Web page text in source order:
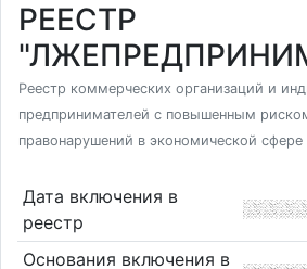
РЕЕСТР
Реестр коммерческих организаций и
предпринимателей с повышенным
правонарушений в экономической сфере
Дата включения в
реестр
Основания включения в